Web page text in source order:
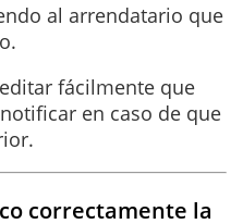
al arrendatario que
fácilmente que
en caso de que
correctamente la